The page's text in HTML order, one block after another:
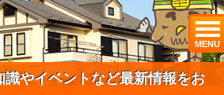
MENU
やイベントなど最新情報をお